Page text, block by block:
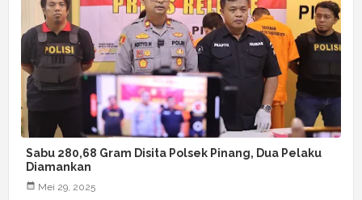
Sabu 280,68 Gram Disita Polsek Pinang, Dua Pelaku
Diamankan
Mei 29, 2025